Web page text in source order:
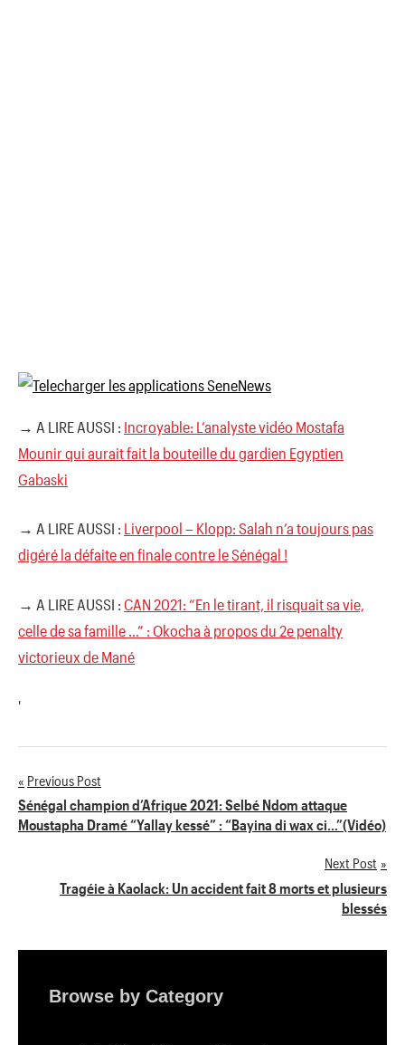
→ A LIRE AUSSI : Incroyable: L’analyste vidéo Mostafa
Mounir qui aurait fait la bouteille du gardien Egyptien
Gabaski
→ A LIRE AUSSI : Liverpool – Klopp: Salah n’a toujours pas
digéré la défaite en finale contre le Sénégal !
→ A LIRE AUSSI : CAN 2021: “En le tirant, il risquait sa vie,
celle de sa famille …” : Okocha à propos du 2e penalty
victorieux de Mané
'
Navigation
de
Previous Post
Sénégal champion d’Afrique 2021: Selbé Ndom attaque
Moustapha Dramé “Yallay kessé” : “Bayina di wax ci…”(Vidéo)
Next Post
Tragéie à Kaolack: Un accident fait 8 morts et plusieurs
blessés
Browse by Category